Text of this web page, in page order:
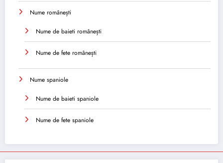
Nume românești
Nume de baieti românești
Nume de fete românești
Nume spaniole
Nume de baieti spaniole
Nume de fete spaniole